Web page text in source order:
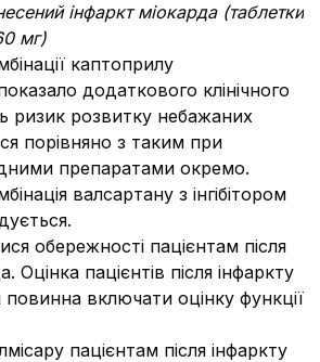
інфаркт міокарда(таблетки
мг)
каптоприлу
додаткового клінічного
ризик розвитку небажаних
порівняно з таким при
препаратами окремо.
валсартану з інгібітором
обережності пацієнтам після
Оцінка пацієнтів після інфаркту
включати оцінку функції
пацієнтам після інфаркту